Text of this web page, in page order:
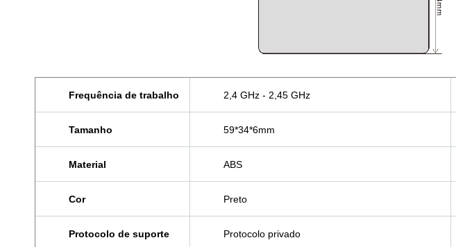
Frequência de trabalho 2,4 GHz - 2,45 GHz
Tamanho 59*34*6mm
Material ABS
Cor Preto
Protocolo de suporte Protocolo privado